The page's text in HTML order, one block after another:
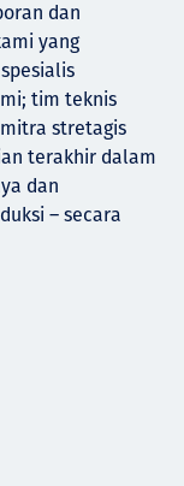
dan
yang
tim teknis
stretagis
terakhir dalam
dan
– secara